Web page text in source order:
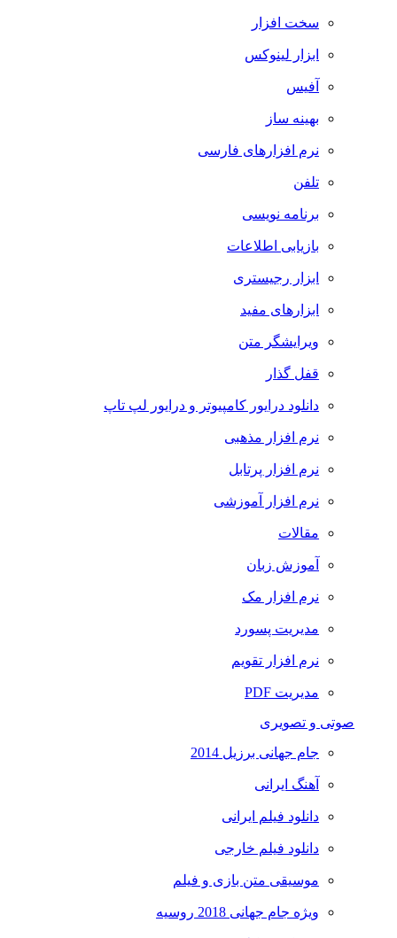
سخت افزار
ابزار لینوکس
آفیس
بهینه ساز
نرم افزارهای فارسی
تلفن
برنامه نویسی
بازیابی اطلاعات
ابزار رجیستری
ابزارهای مفید
ویرایشگر متن
قفل گذار
دانلود درایور کامپیوتر و درایور لپ تاپ
نرم افزار مذهبی
نرم افزار پرتابل
نرم افزار آموزشی
مقالات
آموزش زبان
نرم افزار مک
مدیریت پسورد
نرم افزار تقویم
مدیریت PDF
صوتی و تصویری
جام جهانی برزیل 2014
آهنگ ایرانی
دانلود فیلم ایرانی
دانلود فیلم خارجی
موسیقی متن بازی و فیلم
ویژه جام جهانی 2018 روسیه